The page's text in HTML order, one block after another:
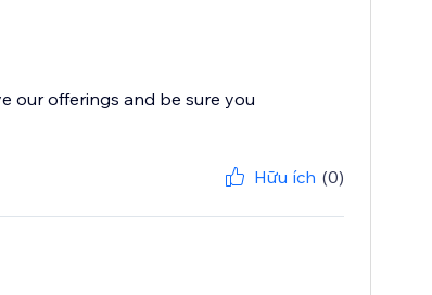
our offerings and be sure you
Hữu ích (0)